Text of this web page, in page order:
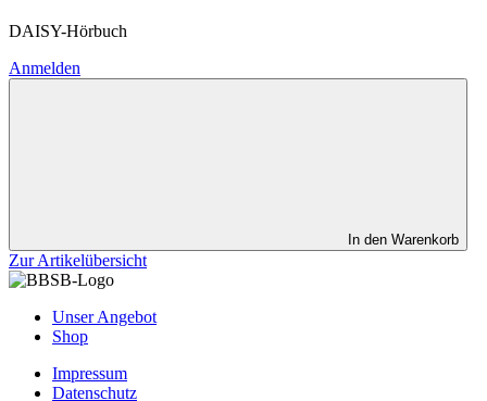
DAISY-Hörbuch
Anmelden
In den Warenkorb
Zur Artikelübersicht
Unser Angebot
Shop
Impressum
Datenschutz